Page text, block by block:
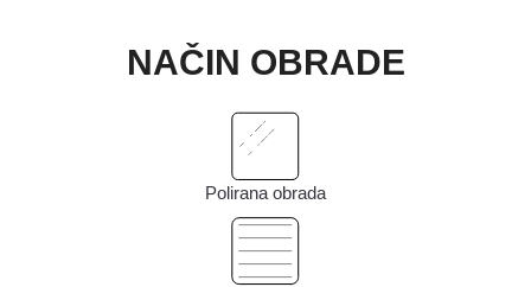
NAČIN OBRADE
Polirana obrada